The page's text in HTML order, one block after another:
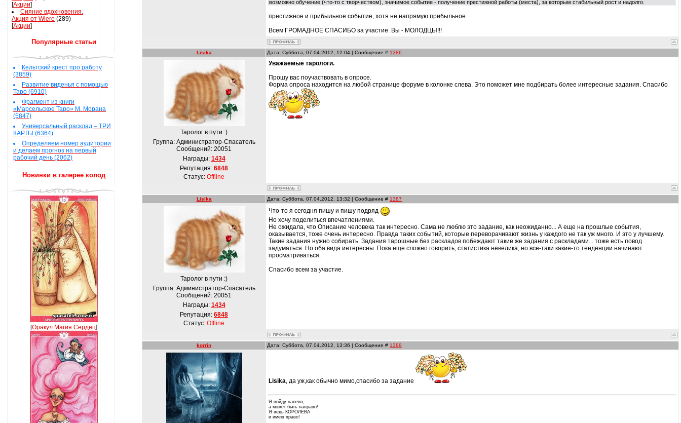
[Акции]
Сияние вдохновения.
Акция от Wiere (289)
[Акции]
Популярные статьи
Кельтский крест про работу
(3859)
Развитие виденья с помощью
Таро (6910)
Фрагмент из книги
«Марсельское Таро» М. Морана
(5847)
Универсальный расклад – ТРИ
КАРТЫ (6364)
Определяем номер аудитории
и делаем прогноз на первый
рабочий день (2062)
Новинки в галерее колод
[Оракул Магия Сердец]
возможно обучение (что-то с творчеством), значимое событие - получение престижной работы (места), за которым стабильный рост и надолго.
престижное и прибыльное событие, хотя не напрямую прибыльное.
Всем ГРОМАДНОЕ СПАСИБО за участие. Вы - МОЛОДЦЫ!!!
Lisika Дата: Суббота, 07.04.2012, 12:04 | Сообщение # 1386
Таролог в пути :)
Группа: Администратор-Спасатель
Сообщений: 20051
Награды: 1434
Репутация: 6848
Статус: Offline
Уважаемые тарологи.
Прошу вас поучаствовать в опросе.
Форма опроса находится на любой странице форуме в колонке слева. Это поможет мне подбирать более интересные задания. Спасибо
Lisika Дата: Суббота, 07.04.2012, 13:32 | Сообщение # 1387
Таролог в пути :)
Группа: Администратор-Спасатель
Сообщений: 20051
Награды: 1434
Репутация: 6848
Статус: Offline
Что-то я сегодня пишу и пишу подряд
Но хочу поделиться впечатлениями.
Не ожидала, что Описание человека так интересно. Сама не люблю это задание, как неожиданно... А еще на прошлые события,
оказывается, тоже очень интересно. Правда таких событий, которые переворачивают жизнь у каждого не так уж много. И это у лучшему.
Такие задания нужно собирать. Задания тарошные без раскладов побеждают такие же задания с раскладами... тоже есть повод
задуматься. Но оба вида интересны. Пока еще сложно говорить, статистика невелика, но все-таки какие-то тенденции начинают
просматриваться.
Спасибо всем за участие.
korrin Дата: Суббота, 07.04.2012, 13:36 | Сообщение # 1388
Lisika, да уж,как обычно мимо,спасибо за задание
Я пойду налево,
а может быть направо!
Я ведь КОРОЛЕВА
и имею право!